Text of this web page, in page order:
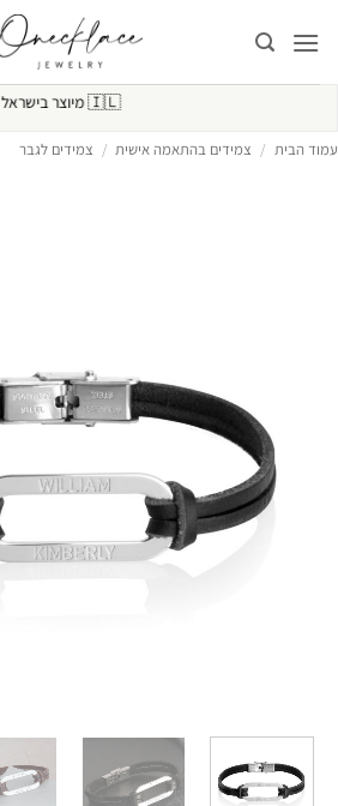
🇮🇱מיוצר בישראל
עמוד הבית / צמידים בהתאמה אישית / צמידים לגבר